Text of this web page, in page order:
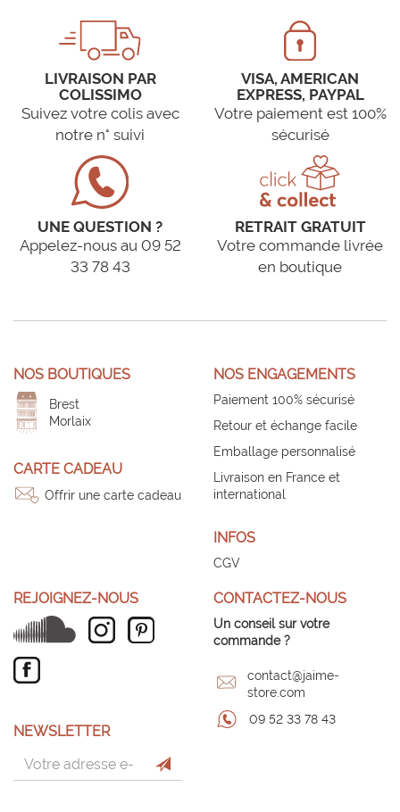
LIVRAISON PAR
COLISSIMO
Suivez votre colis avec
notre n° suivi
VISA, AMERICAN
EXPRESS, PAYPAL
Votre paiement est 100%
sécurisé
UNE QUESTION ?
Appelez-nous au 09 52
33 78 43
RETRAIT GRATUIT
Votre commande livrée
en boutique
NOS BOUTIQUES
Brest
Morlaix
CARTE CADEAU
Offrir une carte cadeau
NOS ENGAGEMENTS
Paiement 100% sécurisé
Retour et échange facile
Emballage personnalisé
Livraison en France et
international
INFOS
CGV
REJOIGNEZ-NOUS
NEWSLETTER
CONTACTEZ-NOUS
Un conseil sur votre
commande ?
contact@jaime-
store.com
09 52 33 78 43